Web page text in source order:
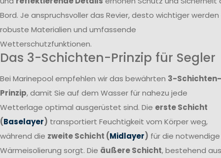
Bord. Je anspruchsvoller das Revier, desto wichtiger werden
robuste Materialien und umfassende
Wetterschutzfunktionen.
Das 3-Schichten-Prinzip für Segler
Bei Marinepool empfehlen wir das bewährten 3-Schichten-
Prinzip, damit Sie auf dem Wasser für nahezu jede
Wetterlage optimal ausgerüstet sind. Die erste Schicht
(Baselayer) transportiert Feuchtigkeit vom Körper weg,
während die zweite Schicht (Midlayer) für die notwendige
Wärmeisolierung sorgt. Die äußere Schicht, bestehend aus